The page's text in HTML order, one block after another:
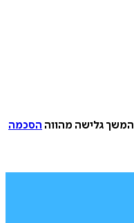
המשך גלישה מהווה הסכמה